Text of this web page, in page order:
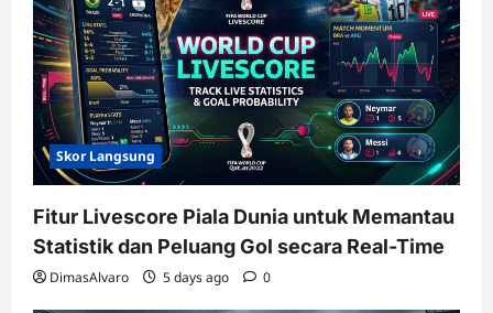
Skor Langsung
Fitur Livescore Piala Dunia untuk Memantau
Statistik dan Peluang Gol secara Real-Time
DimasAlvaro 5 days ago 0